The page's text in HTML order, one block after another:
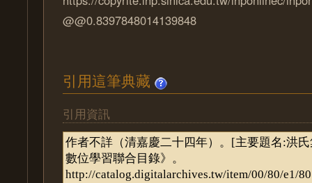
@@0.8397848014139848
引用這筆典藏
引用資訊